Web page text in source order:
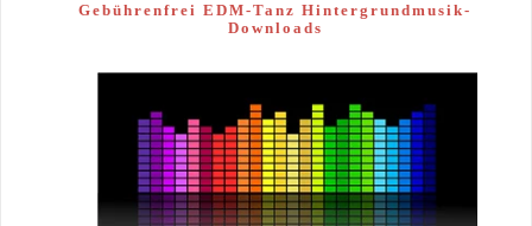
Gebührenfrei EDM-Tanz Hintergrundmusik-
Downloads